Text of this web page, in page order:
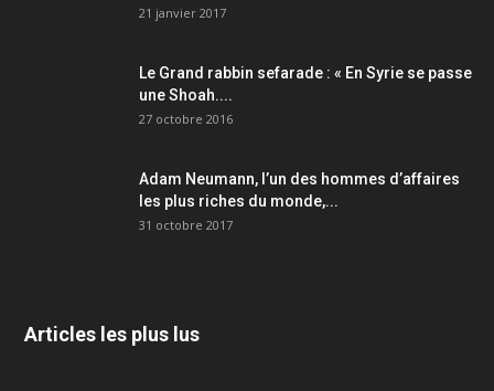
21 janvier 2017
Le Grand rabbin sefarade : « En Syrie se passe
une Shoah....
27 octobre 2016
Adam Neumann, l’un des hommes d’affaires
les plus riches du monde,...
31 octobre 2017
Articles les plus lus